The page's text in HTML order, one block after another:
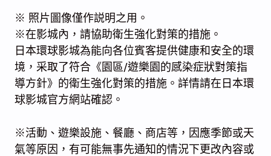
※ 照片圖像僅作説明之用。
※在影城內，請協助衛生強化對策的措施。
日本環球影城為能向各位賓客提供健康和安全的環
境，采取了符合《園區/遊樂園的感染症狀對策指
導方針》的衛生強化對策的措施。詳情請在日本環
球影城官方網站確認。
※活動、遊樂設施、餐廳、商店等，因應季節或天
氣等原因，有可能無事先通知的情況下更改內容或